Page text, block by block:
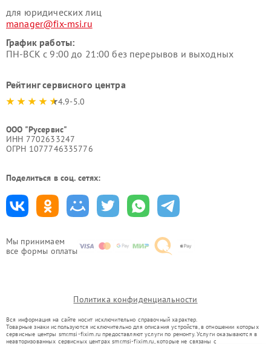
Мы принимаем
все формы оплаты
для юридических лиц
manager@fix-msi.ru
График работы:
ПН-ВСК с 9:00 до 21:00 без перерывов и выходных
Рейтинг сервисного центра
4.9-5.0
ООО "Русервис"
ИНН 7702633247
ОГРН 1077746335776
Поделиться в соц. сетях:
Политика конфиденциальности
Вся информация на сайте носит исключительно справочный характер.
Товарные знаки используются исключительно для описания устройств, в отношении которых
сервисные центры smr.msi-fixim.ru предоставляют услуги по ремонту. Услуги оказываются в
неавторизованных сервисных центрах smr.msi-fixim.ru, которые не связаны с